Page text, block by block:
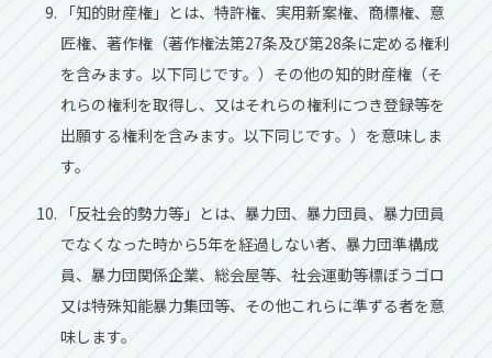
「知的財産権」とは、特許権、実用新案権、商標権、意
匠権、著作権（著作権法第27条及び第28条に定める権利
を含みます。以下同じです。）その他の知的財産権（そ
れらの権利を取得し、又はそれらの権利につき登録等を
出願する権利を含みます。以下同じです。）を意味しま
す。
「反社会的勢力等」とは、暴力団、暴力団員、暴力団員
でなくなった時から5年を経過しない者、暴力団準構成
員、暴力団関係企業、総会屋等、社会運動等標ぼうゴロ
又は特殊知能暴力集団等、その他これらに準ずる者を意
味します。